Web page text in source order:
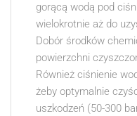
gorącą wodą pod
wielokrotnie aż do
Dobór środków
powierzchni
Również ciśnienie
żeby optymalnie
uszkodzeń (50-300